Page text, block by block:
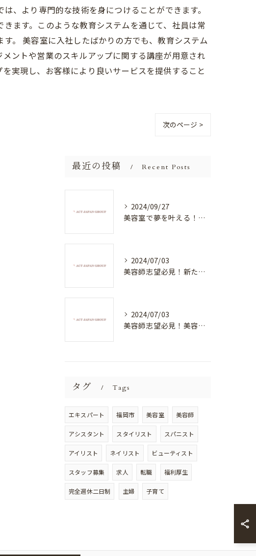
、より専門的な技術を身につけることができます。
ます。このような教育システムを通じて、社員は常
。 美容室に入社したばかりの方でも、教育システム
ントや営業のスキルアップに関する講座が用意され
実現し、お客様により良いサービスを提供すること
次のページ >
最近の投稿 Recent Posts
2024/09/27
美容室で夢を叶える！自分を磨く新たなチャンス
2024/07/03
美容師志望必見！新たな価値を創造する美容室でハイレベルな技術を学べる環境
2024/07/03
美容師志望必見！美容室NEWSTANDARDで最高のスキルアップを目指そう！
タグ Tags
エキスパート 福岡市 美容室 美容師
アシスタント スタイリスト スパニスト
アイリスト ネイリスト ビューティスト
スタッフ募集 求人 転職 福利厚生
完全週休二日制 主婦 子育て